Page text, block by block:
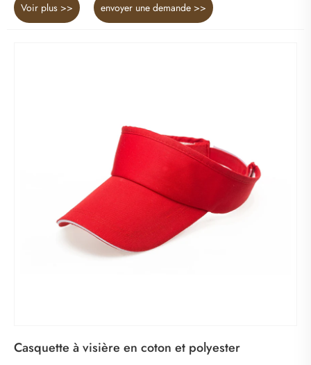
Voir plus >> envoyer une demande >>
Casquette à visière en coton et polyester